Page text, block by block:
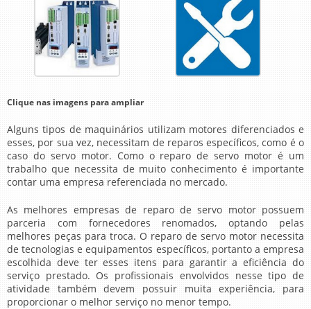
Clique nas imagens para ampliar
Alguns tipos de maquinários utilizam motores diferenciados e
esses, por sua vez, necessitam de reparos específicos, como é o
caso do servo motor. Como o reparo de servo motor é um
trabalho que necessita de muito conhecimento é importante
contar uma empresa referenciada no mercado.
As melhores empresas de reparo de servo motorpossuem
parceria com fornecedores renomados, optando pelas
melhores peças para troca. O reparo de servo motor necessita
de tecnologias e equipamentos específicos, portanto a empresa
escolhida deve ter esses itens para garantir a eficiência do
serviço prestado. Os profissionais envolvidos nesse tipo de
atividade também devem possuir muita experiência, para
proporcionar o melhor serviço no menor tempo.